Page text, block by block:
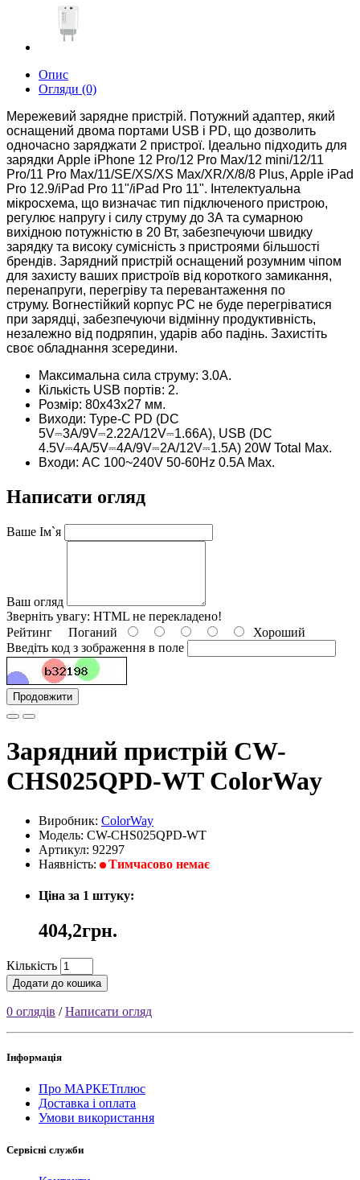
Опис
Огляди (0)
Мережевий зарядне пристрій. Потужний адаптер, який
оснащений двома портами USB і PD, що дозволить
одночасно заряджати 2 пристрої. Ідеально підходить для
зарядки Apple iPhone 12 Pro/12 Pro Max/12 mini/12/11
Pro/11 Pro Max/11/SE/XS/XS Max/XR/X/8/8 Plus, Apple iPad
Pro 12.9/iPad Pro 11"/iPad Pro 11". Інтелектуальна
мікросхема, що визначає тип підключеного пристрою,
регулює напругу і силу струму до 3А та сумарною
вихідною потужністю в 20 Вт, забезпечуючи швидку
зарядку та високу сумісність з пристроями більшості
брендів. Зарядний пристрій оснащений розумним чіпом
для захисту ваших пристроїв від короткого замикання,
перенапруги, перегріву та перевантаження по
струму. Вогнестійкий корпус PC не буде перегріватися
при зарядці, забезпечуючи відмінну продуктивність,
незалежно від подряпин, ударів або падінь. Захистіть
своє обладнання зсередини.
Максимальна сила струму: 3.0A.
Кількість USB портів: 2.
Розмір: 80х43х27 мм.
Виходи: Type-C PD (DC
5V⎓3A/9V⎓2.22A/12V⎓1.66A), USB (DC
4.5V⎓4A/5V⎓4A/9V⎓2A/12V⎓1.5A) 20W Total Max.
Входи: AC 100~240V 50-60Hz 0.5A Max.
Написати огляд
Ваше Ім`я
Ваш огляд
Зверніть увагу: HTML не перекладено!
Рейтинг Поганий
Хороший
Введіть код з зображення в поле
Продовжити
Зарядний пристрій CW-
CHS025QPD-WT ColorWay
Виробник: ColorWay
Модель: CW-CHS025QPD-WT
Артикул: 92297
Наявність:
Тимчасово немає
Ціна за 1 штуку:
404,2грн.
Кількість
Додати до кошика
0 оглядів /Написати огляд
Інформація
Про МАРКЕТплюс
Доставка і оплата
Умови використання
Сервісні служби